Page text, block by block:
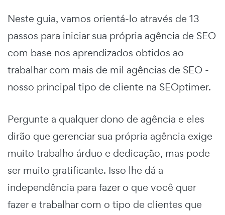
Neste guia, vamos orientá-lo através de 13
passos para iniciar sua própria agência de SEO
com base nos aprendizados obtidos ao
trabalhar com mais de mil agências de SEO -
nosso principal tipo de cliente na SEOptimer.
Pergunte a qualquer dono de agência e eles
dirão que gerenciar sua própria agência exige
muito trabalho árduo e dedicação, mas pode
ser muito gratificante. Isso lhe dá a
independência para fazer o que você quer
fazer e trabalhar com o tipo de clientes que